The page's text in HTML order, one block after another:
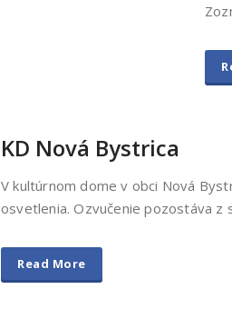
KD Nová Bystrica
V kultúrnom dome v obci Nová
osvetlenia. Ozvučenie pozostáva z
Read More